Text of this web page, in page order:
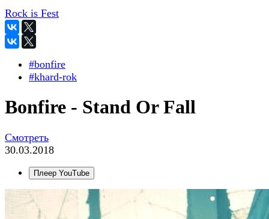
Rock is Fest
#bonfire
#khard-rok
Bonfire - Stand Or Fall
Смотреть
30.03.2018
Плеер YouTube